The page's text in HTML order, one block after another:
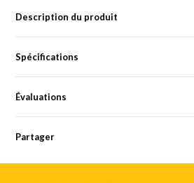
Description du produit
Spécifications
Évaluations
Partager